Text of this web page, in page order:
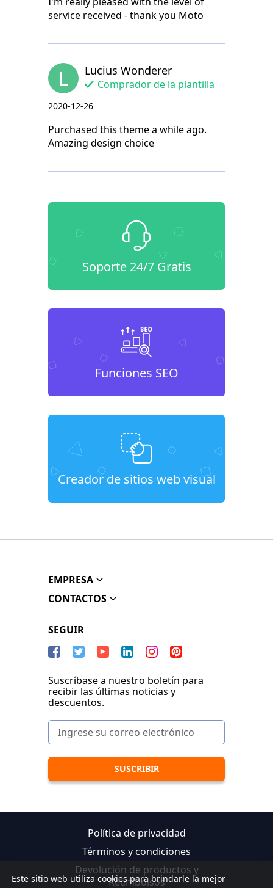
service received - thank you Moto
L Lucius Wonderer
Comprador de la plantilla
2020-12-26
Purchased this theme a while ago.
Amazing design choice
Soporte 24/7 Gratis
Funciones SEO
Creador de sitios web visual
Este sitio web utiliza cookies para brindarle la mejor
EMPRESA
CONTACTOS
SEGUIR
Suscríbase a nuestro boletín para
recibir las últimas noticias y
descuentos.
Política de privacidad
Términos y condiciones
Devolución de productos y
Reembolsos